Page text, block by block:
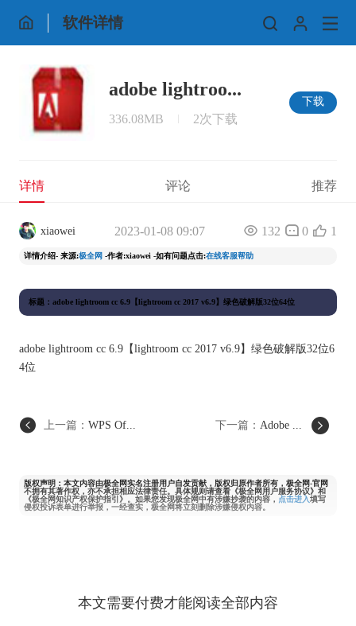
软件详情
adobe lightroo...
336.08MB 2次下载
下载
详情 评论 推荐
xiaowei 2023-01-08 09:07 132 0 1
详情介绍- 来源:极全网 -作者:xiaowei -如有问题点击:在线客服帮助
标题：adobe lightroom cc 6.9【lightroom cc 2017 v6.9】绿色破解版32位64位
adobe lightroom cc 6.9【lightroom cc 2017 v6.9】绿色破解版32位6
4位
上一篇： WPS Of... 下一篇： Adobe ...
版权声明：本文内容由极全网实名注册用户自发贡献，版权归原作者所有，极全网-官网
不拥有其著作权，亦不承担相应法律责任。具体规则请查看《极全网用户服务协议》和
《极全网知识产权保护指引》。如果您发现极全网中有涉嫌抄袭的内容， 点击进入填写
侵权投诉表单进行举报，一经查实，极全网将立刻删除涉嫌侵权内容。
本文需要付费才能阅读全部内容